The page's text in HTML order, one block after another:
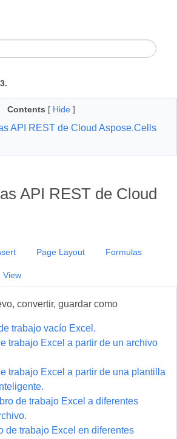
Contents [ Hide ]
API REST de Cloud Aspose.Cells
API REST de Cloud
convertir, guardar como
trabajo vacío Excel.
trabajo Excel a partir de un archivo
trabajo Excel a partir de una plantilla
de trabajo Excel a diferentes
de trabajo Excel en diferentes
Page Layout Formulas
View